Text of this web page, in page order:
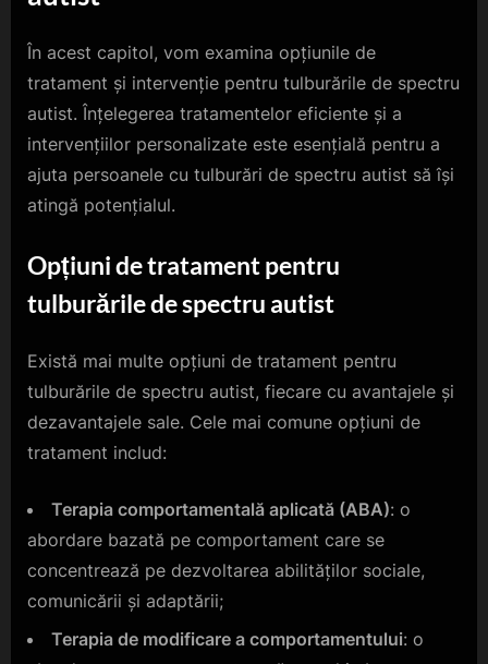
În acest capitol, vom examina opțiunile de
tratament și intervenție pentru tulburările de spectru
autist. Înțelegerea tratamentelor eficiente și a
intervențiilor personalizate este esențială pentru a
ajuta persoanele cu tulburări de spectru autist să își
atingă potențialul.
Opțiuni de tratament pentru
tulburările de spectru autist
Există mai multe opțiuni de tratament pentru
tulburările de spectru autist, fiecare cu avantajele și
dezavantajele sale. Cele mai comune opțiuni de
tratament includ:
Terapia comportamentală aplicată (ABA): o
abordare bazată pe comportament care se
concentrează pe dezvoltarea abilităților sociale,
comunicării și adaptării;
Terapia de modificare a comportamentului: o